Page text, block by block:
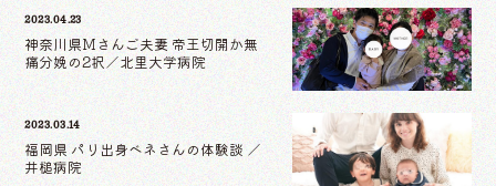
2023.04.23
神奈川県Mさんご夫妻 帝王切開か無
痛分娩の2択／北里大学病院
2023.03.14
福岡県 パリ出身ベネさんの体験談 ／
井槌病院